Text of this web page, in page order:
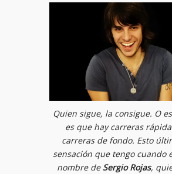
Quien sigue, la consigue. O
es que hay carreras
carreras de fondo. Esto
sensación que tengo cuando
nombre deSergio Rojas,